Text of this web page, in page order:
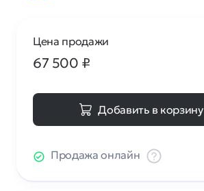
Цена продажи
67 500 ₽
Добавить в корзину
Продажа онлайн